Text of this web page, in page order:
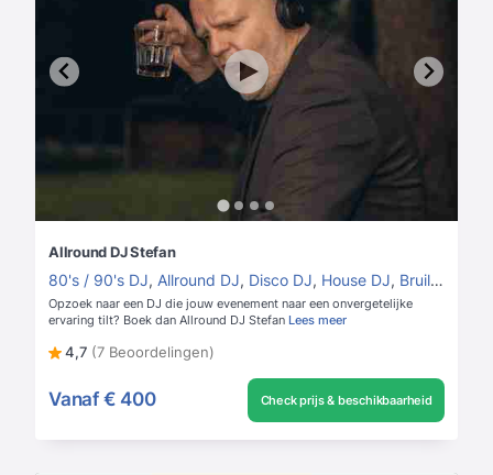
Allround DJ Stefan
80's / 90's DJ, Allround DJ, Disco DJ, House DJ, Bruiloft DJ
Opzoek naar een DJ die jouw evenement naar een onvergetelijke
ervaring tilt? Boek dan Allround DJ Stefan Lees meer
4,7 (7 Beoordelingen)
Vanaf € 400 Check prijs & beschikbaarheid